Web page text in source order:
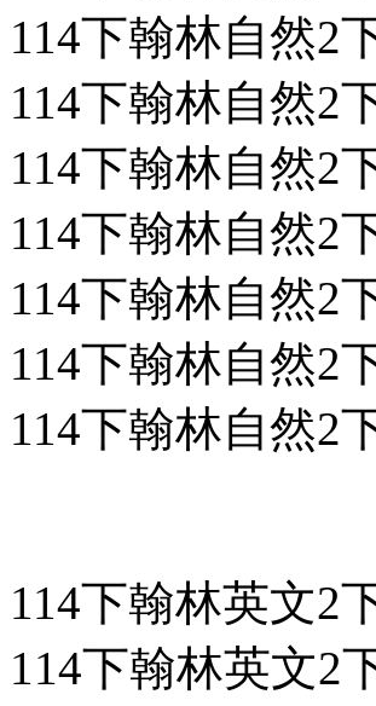
114下翰林自然2
114下翰林自然2
114下翰林自然2
114下翰林自然2
114下翰林自然2
114下翰林自然2
114下翰林自然2
114下翰林英文2
114下翰林英文2